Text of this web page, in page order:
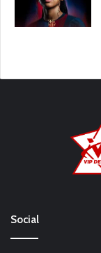
Social